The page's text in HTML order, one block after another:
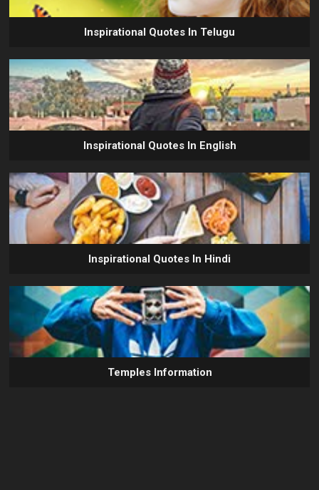
Inspirational Quotes In Telugu
Inspirational Quotes In English
Inspirational Quotes In Hindi
Temples Information